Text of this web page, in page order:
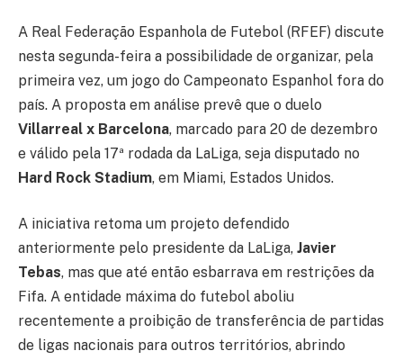
A Real Federação Espanhola de Futebol (RFEF) discute
nesta segunda-feira a possibilidade de organizar, pela
primeira vez, um jogo do Campeonato Espanhol fora do
país. A proposta em análise prevê que o duelo
Villarreal x Barcelona, marcado para 20 de dezembro
e válido pela 17ª rodada da LaLiga, seja disputado no
Hard Rock Stadium, em Miami, Estados Unidos.
A iniciativa retoma um projeto defendido
anteriormente pelo presidente da LaLiga, Javier
Tebas, mas que até então esbarrava em restrições da
Fifa. A entidade máxima do futebol aboliu
recentemente a proibição de transferência de partidas
de ligas nacionais para outros territórios, abrindo